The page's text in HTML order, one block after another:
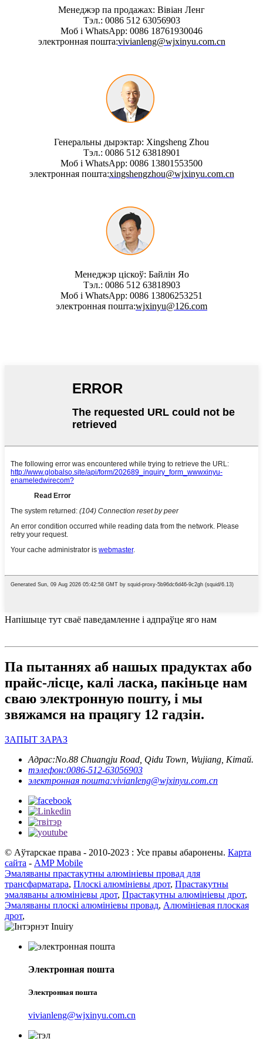
Менеджэр па продажах: Вівіан Ленг
Тэл.: 0086 512 63056903
Моб і WhatsApp: 0086 18761930046
электронная пошта:vivianleng@wjxinyu.com.cn
Генеральны дырэктар: Xingsheng Zhou
Тэл.: 0086 512 63818901
Моб і WhatsApp: 0086 13801553500
электронная пошта:xingshengzhou@wjxinyu.com.cn
Менеджэр ціскоў: Байлін Яо
Тэл.: 0086 512 63818903
Моб і WhatsApp: 0086 13806253251
электронная пошта:wjxinyu@126.com
Напішыце тут сваё паведамленне і адпраўце яго нам
Па пытаннях аб нашых прадуктах або
прайс-лісце, калі ласка, пакіньце нам
сваю электронную пошту, і мы
звяжамся на працягу 12 гадзін.
ЗАПЫТ ЗАРАЗ
Адрас:No.88 Chuangju Road, Qidu Town, Wujiang, Кітай.
тэлефон:0086-512-63056903
электронная пошта:vivianleng@wjxinyu.com.cn
© Аўтарскае права - 2010-2023 : Усе правы абаронены. Карта
сайта - AMP Mobile
Эмаляваны прастакутны алюмініевы провад для
трансфарматара, Плоскі алюмініевы дрот, Прастакутны
эмаляваны алюмініевы дрот, Прастакутны алюмініевы дрот,
Эмаляваны плоскі алюмініевы провад, Алюмініевая плоская
дрот,
Электронная пошта
Электронная пошта
vivianleng@wjxinyu.com.cn